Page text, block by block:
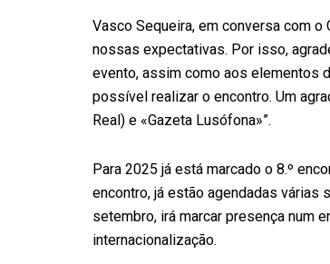
Vasco Sequeira, em conversa com
nossas expectativas. Por isso,
evento, assim como aos elementos
possível realizar o encontro. Um
Real) e «Gazeta Lusófona»”.
Para 2025 já está marcado o 8.º
encontro, já estão agendadas várias
setembro, irá marcar presença num
internacionalização.